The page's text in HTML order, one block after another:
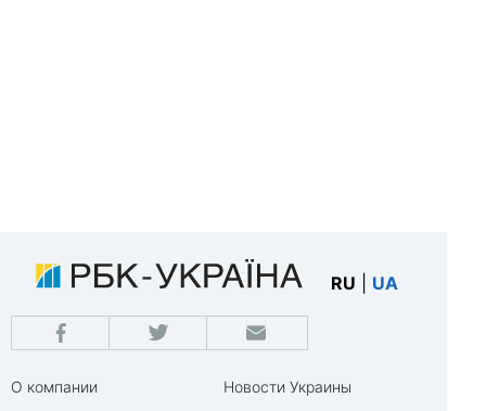
RU UA
О компании
Новости Украины